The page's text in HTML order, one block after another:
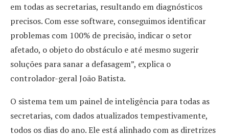
em todas as secretarias, resultando em diagnósticos
precisos. Com esse software, conseguimos identificar
problemas com 100% de precisão, indicar o setor
afetado, o objeto do obstáculo e até mesmo sugerir
soluções para sanar a defasagem”, explica o
controlador-geral João Batista.
O sistema tem um painel de inteligência para todas as
secretarias, com dados atualizados tempestivamente,
todos os dias do ano. Ele está alinhado com as diretrizes